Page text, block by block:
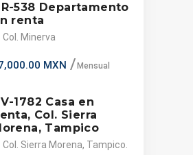
538 Departamento
renta
Col. Minerva
MXN Mensual
1782 Casa en
Col. Sierra
Tampico
Col. Sierra Morena, Tampico.